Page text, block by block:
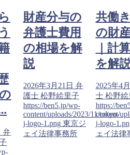
弁
財産分与の
弁護士費用
の相場を解
説
2026年3月21日 弁
護士 松野絵里子
https://ben5.jp/wp-
content/uploads/2023/11/tokyo-
j-logo-1.png 東京ジ
ェイ法律事務所
共働
の財
｜計
を解
2025年4
士 松野絵
https://
content/
j-logo-
ェイ法律